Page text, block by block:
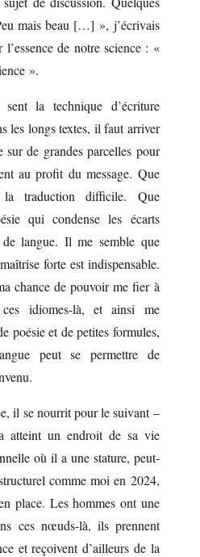
mais beau […] », j’écrivais
de notre science : «
».
la technique d’écriture
les longs textes, il faut arriver
sur de grandes parcelles pour
au profit du message. Que
traduction difficile. Que
qui condense les écarts
langue. Il me semble que
forte est indispensable.
chance de pouvoir me fier à
idiomes-là, et ainsi me
poésie et de petites formules,
peut se permettre de
il se nourrit pour le suivant –
un endroit de sa vie
où il a une stature, peut-
comme moi en 2024,
place. Les hommes ont une
ces nœuds-là, ils prennent
et reçoivent d’ailleurs de la